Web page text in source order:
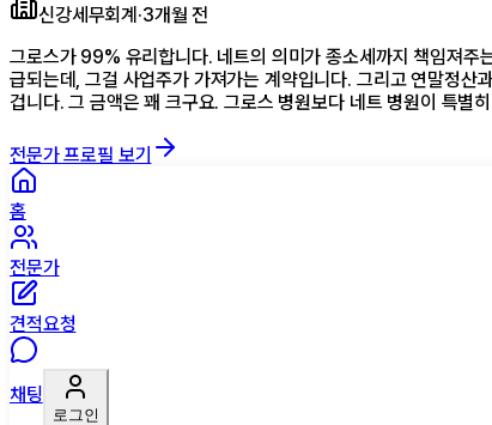
신강세무회계 ·3개월 전
그로스가 99% 유리합니다. 네트의 의미가 종소세까지 책임져주
급되는데, 그걸 사업주가 가져가는 계약입니다. 그리고 연말정산
겁니다. 그 금액은 꽤 크구요. 그로스 병원보다 네트 병원이 특별
전문가 프로필 보기
홈
전문가
견적요청
채팅
로그인